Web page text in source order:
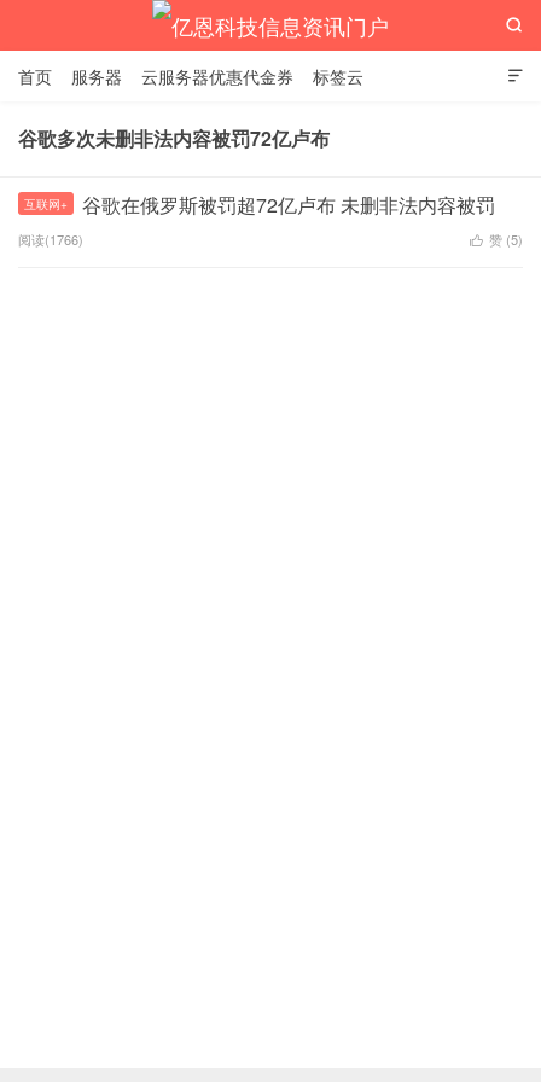
亿恩科技信息资讯门户

首页 服务器 云服务器优惠代金券 标签云

谷歌多次未删非法内容被罚72亿卢布
互联网+ 谷歌在俄罗斯被罚超72亿卢布 未删非法内容被罚
阅读(1766)  赞 (5)